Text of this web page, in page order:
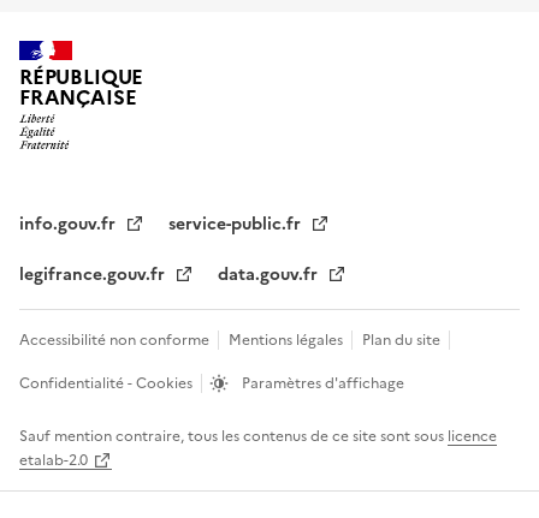
RÉPUBLIQUE
FRANÇAISE
info.gouv.fr
service-public.fr
legifrance.gouv.fr
data.gouv.fr
Accessibilité non conforme Mentions légales
Plan du site
Confidentialité - Cookies
Paramètres d'affichage
Sauf mention contraire, tous les contenus de ce site sont sous licence
etalab-2.0